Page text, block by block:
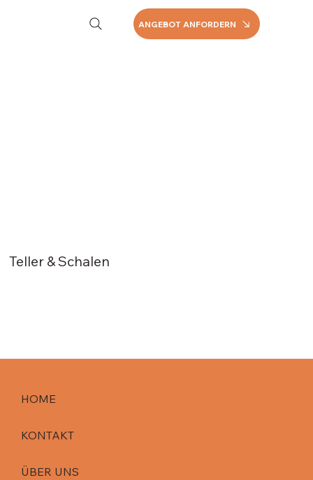
ANGEBOT ANFORDERN
Teller & Schalen
HOME
KONTAKT
ÜBER UNS